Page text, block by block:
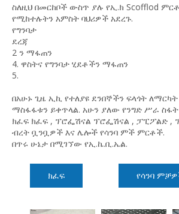
ስለዚህ በመርከቦች ውስጥ ያሉ የኢ.ክ Scofflod
የሚከተሉትን አምስት ባህሪዎች አደረጉ.
የግንባታ
ደረጃ
2 ን ማፋጠን
4. ዋስትና የግንባታ ሂደቶችን ማፋጠን
5.
በአሁኑ ጊዜ ኢኪ የተለያዩ ደንበኞችን ፍላጎት
ማስፋፋቱን ይቀጥላል. አሁን ያለው የንግድ ሥራ ስፋት
ክፈፍ ክፈፍ , ፕሮፌሽናል ፕሮፌሽናል , ፓፒፖልድ ,
ብረት ቧንቧዎች እና ሌሎች የሳንባ ምች ምርቶች.
በጥሩ ሁኔታ በሚገኘው የኢ.ኬ.ቢ.ኤል.
ክፈፍ የሳንባ